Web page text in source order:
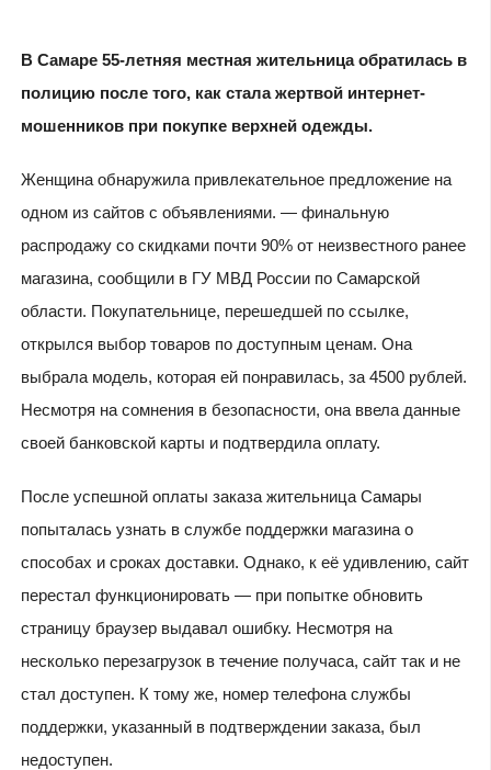
В Самаре 55-летняя местная жительница обратилась в
полицию после того, как стала жертвой интернет-
мошенников при покупке верхней одежды.
Женщина обнаружила привлекательное предложение на
одном из сайтов с объявлениями. — финальную
распродажу со скидками почти 90% от неизвестного ранее
магазина, сообщили в ГУ МВД России по Самарской
области. Покупательнице, перешедшей по ссылке,
открылся выбор товаров по доступным ценам. Она
выбрала модель, которая ей понравилась, за 4500 рублей.
Несмотря на сомнения в безопасности, она ввела данные
своей банковской карты и подтвердила оплату.
После успешной оплаты заказа жительница Самары
попыталась узнать в службе поддержки магазина о
способах и сроках доставки. Однако, к её удивлению, сайт
перестал функционировать — при попытке обновить
страницу браузер выдавал ошибку. Несмотря на
несколько перезагрузок в течение получаса, сайт так и не
стал доступен. К тому же, номер телефона службы
поддержки, указанный в подтверждении заказа, был
недоступен.